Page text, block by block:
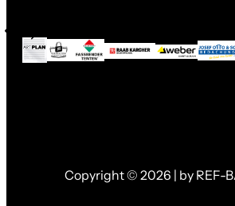
Copyright © 2026 | by REF-